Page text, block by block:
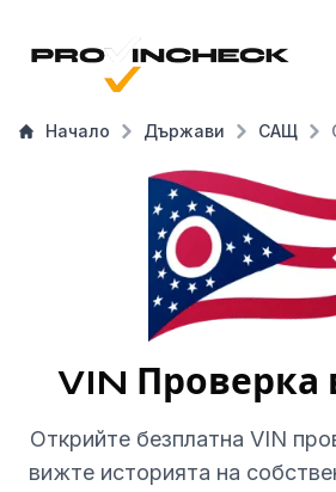
Начало Държави САЩ
VIN Проверка
Открийте безплатна VIN
вижте историята на